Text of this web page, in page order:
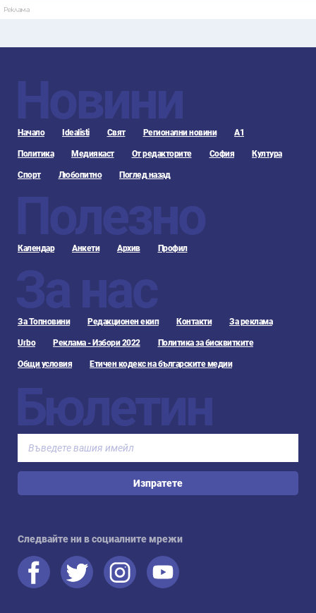
Реклама
Новини
Начало Idealisti Свят Регионални новини А1
Политика Медиякаст От редакторите София Култура
Спорт Любопитно Поглед назад
Полезно
Календар Анкети Архив Профил
За нас
За Топновини Редакционен екип Контакти За реклама
Urbo Реклама - Избори 2022 Политика за бисквитките
Общи условия Етичен кодекс на българските медии
Бюлетин
Изпратете
Следвайте ни в социалните мрежи